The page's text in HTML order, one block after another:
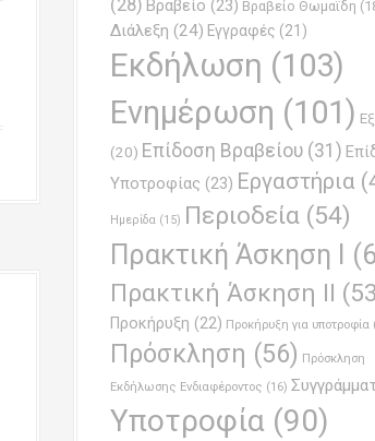
(28) Βραβείο (23) Βραβείο Θωμαϊδη
Διάλεξη (24) Εγγραφές (21)
Εκδήλωση (103)
Ενημέρωση (101)
(20) Επίδοση Βραβείου (31)
Υποτροφίας (23) Εργαστήρια
Ημερίδα (15) Περιοδεία (54)
Πρακτική Άσκηση Ι
Πρακτική Άσκηση ΙΙ
Προκήρυξη (22) Προκήρυξη για υποτροφία
Πρόσκληση (56) Πρόσκληση
Εκδήλωσης Ενδιαφέροντος (16)
Υποτροφία (90)